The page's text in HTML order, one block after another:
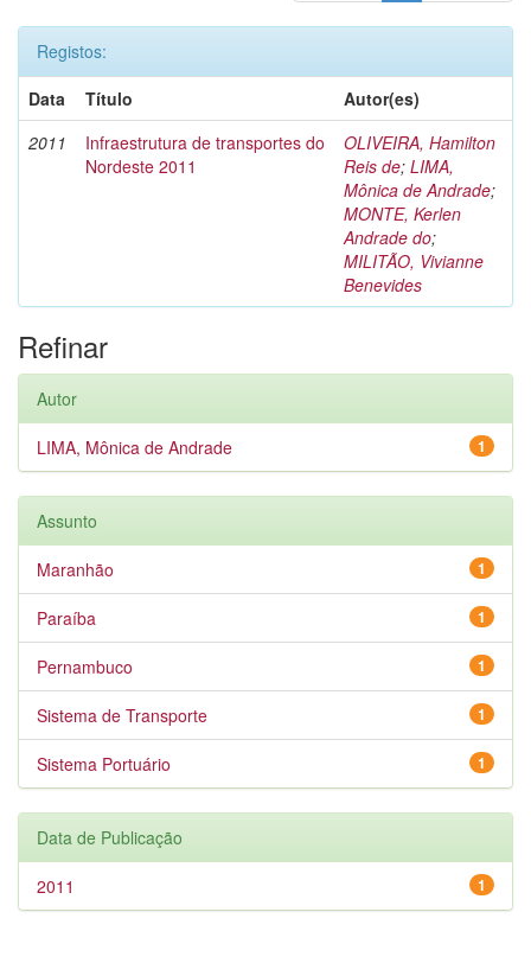
Registos:
Data
Título
Autor(es)
2011
Infraestrutura de transportes do
Nordeste 2011
OLIVEIRA, Hamilton
Reis de; LIMA,
Mônica de Andrade;
MONTE, Kerlen
Andrade do;
MILITÃO, Vivianne
Benevides
Refinar
Autor
1
LIMA, Mônica de Andrade
Assunto
1
Maranhão
1
Paraíba
1
Pernambuco
1
Sistema de Transporte
1
Sistema Portuário
Data de Publicação
1
2011